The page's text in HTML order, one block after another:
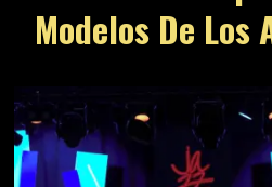
Modelos De Los